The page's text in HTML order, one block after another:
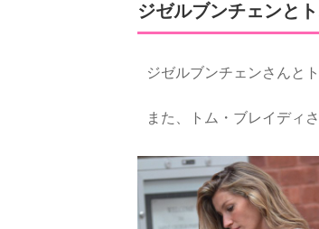
ジゼルブンチェンと
ジゼルブンチェンさんと
また、トム・ブレイディ